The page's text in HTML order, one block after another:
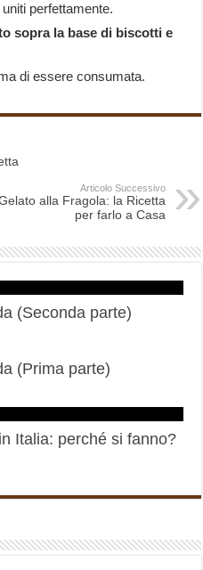
perfettamente.
sopra la base di biscotti e
di essere consumata.
Articolo Successivo
alla Fragola: la Ricetta
per farlo a Casa
(Seconda parte)
(Prima parte)
Italia: perché si fanno?